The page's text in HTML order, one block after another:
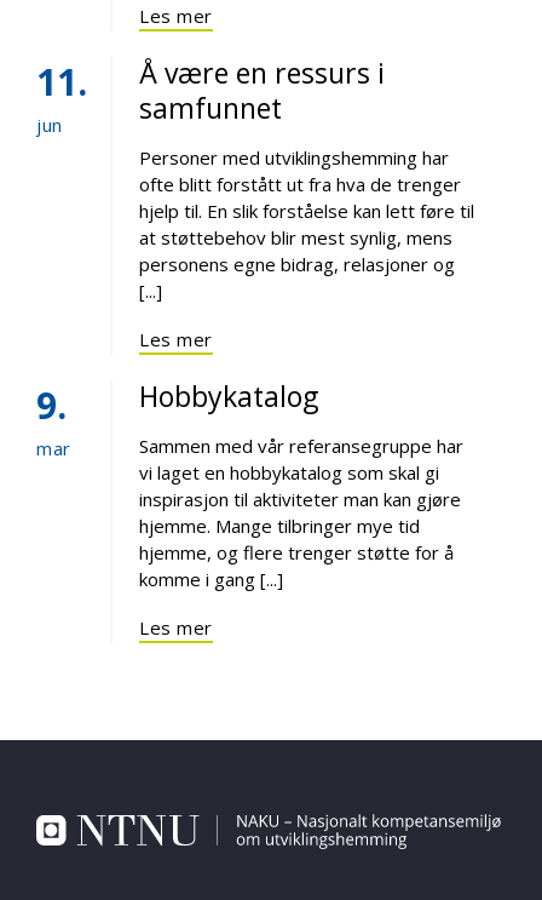
Les mer
11
jun
Å være en ressurs i
samfunnet
Personer med utviklingshemming har
ofte blitt forstått ut fra hva de trenger
hjelp til. En slik forståelse kan lett føre til
at støttebehov blir mest synlig, mens
personens egne bidrag, relasjoner og
[...]
Les mer
9
mar
Hobbykatalog
Sammen med vår referansegruppe har
vi laget en hobbykatalog som skal gi
inspirasjon til aktiviteter man kan gjøre
hjemme. Mange tilbringer mye tid
hjemme, og flere trenger støtte for å
komme i gang [...]
Les mer